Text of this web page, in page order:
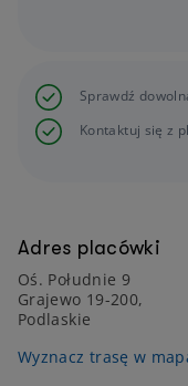
Adres placówki
Oś. Południe 9
Grajewo 19-200,
Podlaskie
Wyznacz trasę w
Sprawdź
Kontaktuj się z